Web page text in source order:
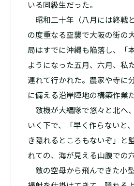
いる同級生だった。
昭和二十年（八月には終戦
の度重なる空襲で大阪の街の
局はすでに沖縄も陥落し、「
ようになった五月、六月、私
連れて行かれた。農家や寺に
に備える沿岸陣地の構築作業
敵機が大編隊で悠々と北へ
いく下で、「早く作らないと
き隠れるところもないぞ」と
れての、海が見える山腹での
敵の空母から飛んできた小